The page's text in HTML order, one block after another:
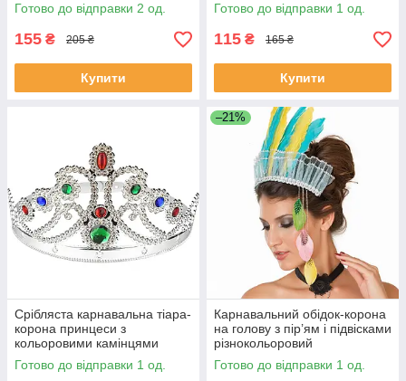
Готово до відправки 2 од.
155 ₴ 205 ₴
Купити
Готово до відправки 1 од.
115 ₴ 165 ₴
Купити
Срібляста карнавальна тіара-
корона принцеси з
кольоровими камінцями
регульована до 56 см
Готово до відправки 1 од.
–21%
Карнавальний обідок-корона
на голову з пір’ям і підвісками
різнокольоровий
Готово до відправки 1 од.